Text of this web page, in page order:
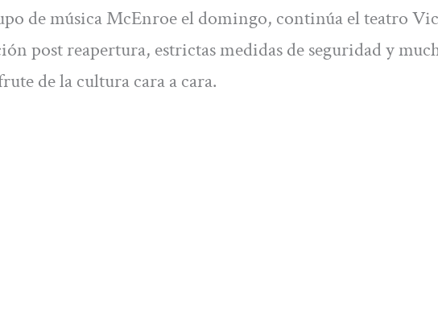
de música McEnroe el domingo, continúa el teatro
post reapertura, estrictas medidas de seguridad y
de la cultura cara a cara.